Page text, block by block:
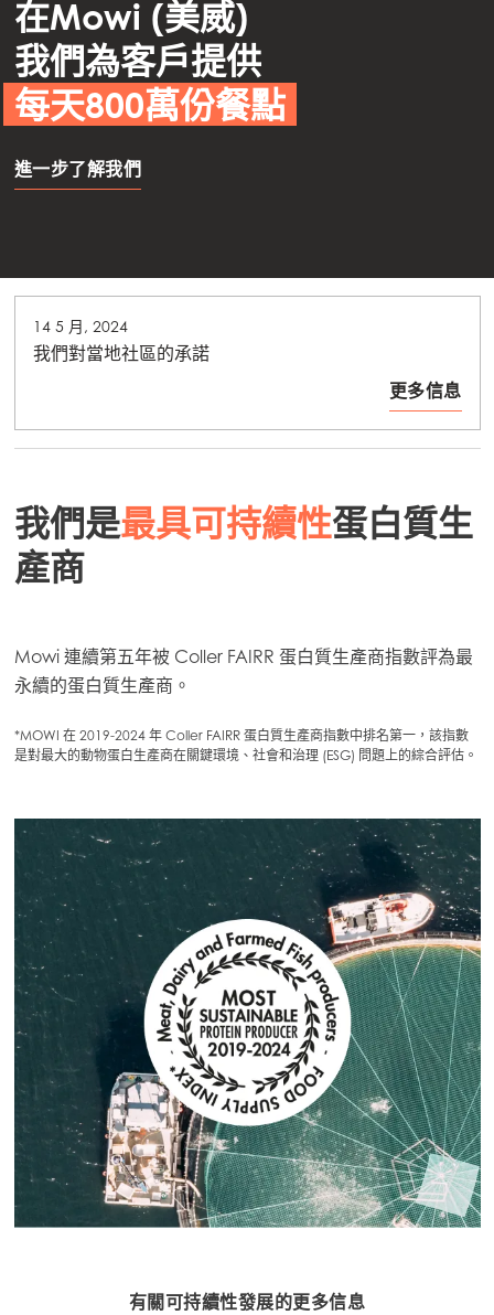
在Mowi (美威)
我們為客戶提供
每天800萬份餐點
進一步了解我們
8 5 月, 2024
挪威 Mowi 在充滿生物挑戰的季度取得了良好成果
更多信息
我們是最具可持續性蛋白質生
產商
Mowi 連續第五年被 Coller FAIRR 蛋白質生產商指數評為最
永續的蛋白質生產商。
*MOWI 在 2019-2024 年 Coller FAIRR 蛋白質生產商指數中排名第一，該指數
是對最大的動物蛋白生產商在關鍵環境、社會和治理 (ESG) 問題上的綜合評估。
有關可持續性發展的更多信息